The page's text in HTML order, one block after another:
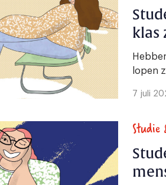
klas
lopen
7 juli
Studie